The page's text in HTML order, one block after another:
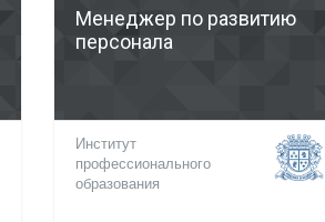
Менеджер по развитию
персонала
Институт
профессионального
образования